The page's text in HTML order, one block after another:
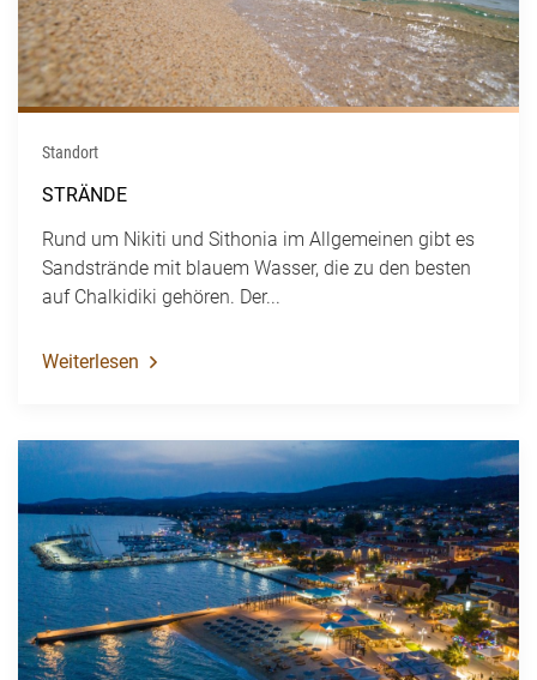
Standort
STRÄNDE
Rund um Nikiti und Sithonia im Allgemeinen gibt es
Sandstrände mit blauem Wasser, die zu den besten
auf Chalkidiki gehören. Der...
Weiterlesen